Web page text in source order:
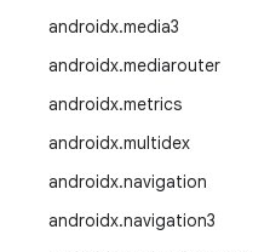
androidx.media3
androidx.mediarouter
androidx.metrics
androidx.multidex
androidx.navigation
androidx.navigation3